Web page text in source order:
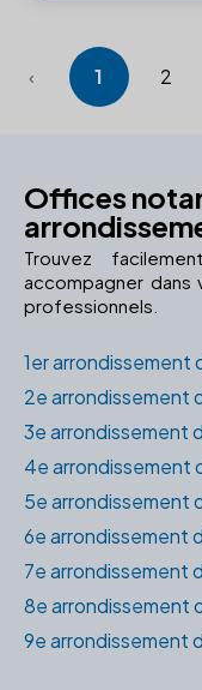
‹ 1 2
Offices
Trouvez
accompagner dans
professionnels.
1er arrondissement
2e arrondissement
3e arrondissement
4e arrondissement
5e arrondissement
6e arrondissement
7e arrondissement
8e arrondissement
9e arrondissement